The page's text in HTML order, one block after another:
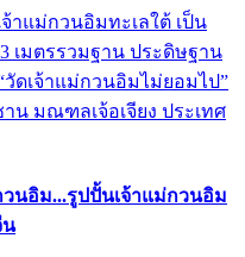
าแม่กวนอิมทะเลใต้ เป็น
เมตรรวมฐาน ประดิษฐาน
ดเจ้าแม่กวนอิมไม่ยอมไป”
น มณฑลเจ้อเจียง ประเทศ
นอิม...รูปปั้นเจ้าแม่กวนอิม
น